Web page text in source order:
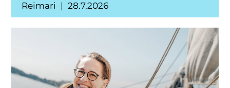
Reimari 28.7.2026